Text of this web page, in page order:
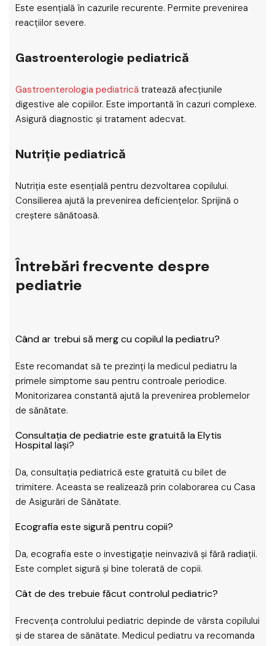
Este esențială în cazurile recurente. Permite prevenirea
reacțiilor severe.
Gastroenterologie pediatrică
Gastroenterologia pediatrică tratează afecțiunile
digestive ale copiilor. Este importantă în cazuri complexe.
Asigură diagnostic și tratament adecvat.
Nutriție pediatrică
Nutriția este esențială pentru dezvoltarea copilului.
Consilierea ajută la prevenirea deficiențelor. Sprijină o
creștere sănătoasă.
Întrebări frecvente despre
pediatrie
Când ar trebui să merg cu copilul la pediatru?
Este recomandat să te prezinți la medicul pediatru la
primele simptome sau pentru controale periodice.
Monitorizarea constantă ajută la prevenirea problemelor
de sănătate.
Consultația de pediatrie este gratuită la Elytis
Hospital Iași?
Da, consultația pediatrică este gratuită cu bilet de
trimitere. Aceasta se realizează prin colaborarea cu Casa
de Asigurări de Sănătate.
Ecografia este sigură pentru copii?
Da, ecografia este o investigație neinvazivă și fără radiații.
Este complet sigură și bine tolerată de copii.
Cât de des trebuie făcut controlul pediatric?
Frecvența controlului pediatric depinde de vârsta copilului
și de starea de sănătate. Medicul pediatru va recomanda